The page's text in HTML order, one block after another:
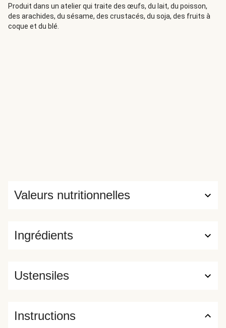
velouté de chou-fleur avec un naan au fromage pour
compléter le tout !
Produit dans un atelier qui traite des œufs, du lait, du poisson,
des arachides, du sésame, des crustacés, du soja, des fruits à
coque et du blé.
Ingrédients
Valeurs nutritionnelles
Ustensiles
Instructions